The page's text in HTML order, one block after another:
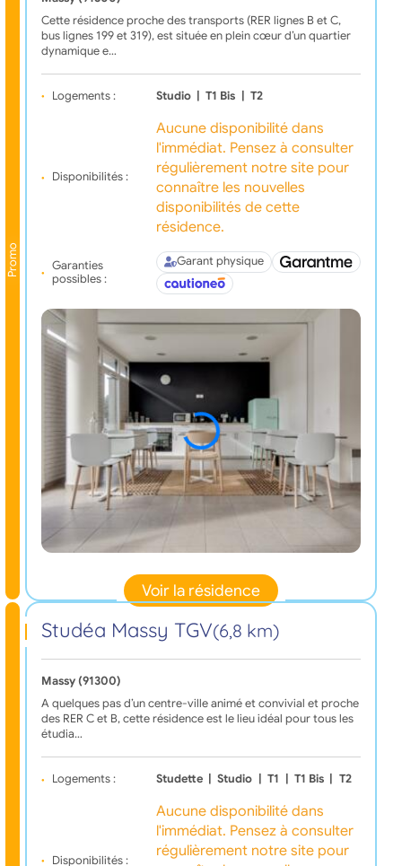
Promo
Cette résidence proche des transports (RER lignes B et C,
bus lignes 199 et 319), est située en plein cœur d’un quartier
dynamique e…
Logements : Studio | T1 Bis | T2
Disponibilités :
Aucune disponibilité dans
l'immédiat. Pensez à consulter
régulièrement notre site pour
connaître les nouvelles
disponibilités de cette
résidence.
Garanties
possibles :
Garant physique
Voir la résidence
Studéa Massy TGV(6,8 km)
Massy (91300)
A quelques pas d’un centre-ville animé et convivial et proche
des RER C et B, cette résidence est le lieu idéal pour tous les
étudia…
Logements : Studette Studio T1 T1 Bis T2
Disponibilités :
Aucune disponibilité dans
l'immédiat. Pensez à consulter
régulièrement notre site pour